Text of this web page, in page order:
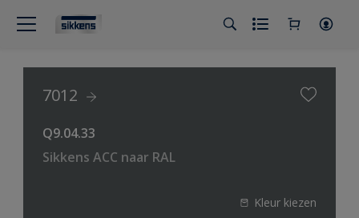
7012
Q9.04.33
Sikkens ACC naar RAL
Kleur kiezen